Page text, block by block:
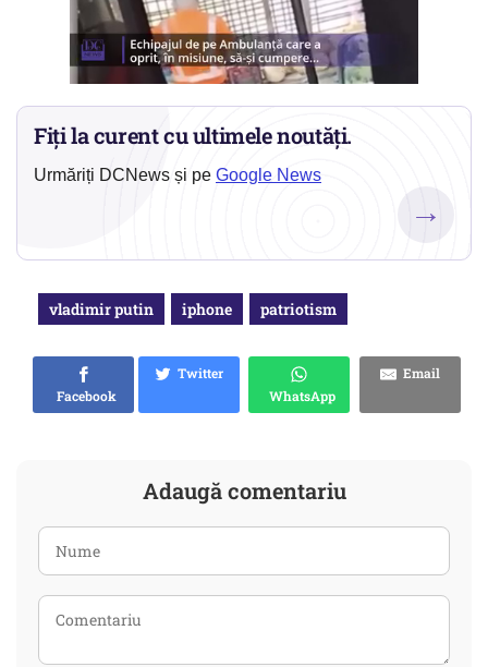
Fiți la curent cu ultimele noutăți.
Urmăriți DCNews și pe Google News
→
vladimir putin iphone patriotism
Facebook
Twitter
WhatsApp
Email
Adaugă comentariu